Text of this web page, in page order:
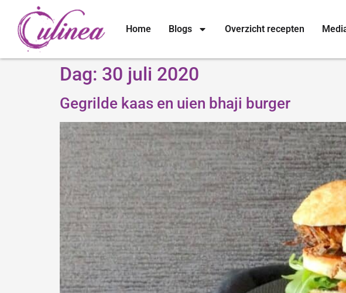
Home Blogs Overzicht recepten
Dag: 30 juli 2020
Gegrilde kaas en uien bhaji burger